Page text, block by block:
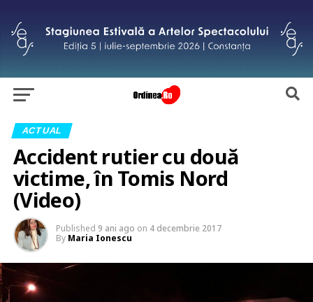
ACTUAL
Accident rutier cu două
victime, în Tomis Nord
(Video)
Published 9 ani ago on 4 decembrie 2017
By Maria Ionescu